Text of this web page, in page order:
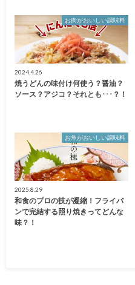
お肉がおいしい調味料
2024.4.26
焼うどんの味付け何使う？醤油？
ソース？アジコ？それとも･･･？！
お魚がおいしい調味料
2025.8.29
和食のプロの技が凝縮！フライパ
ンで完結する照り焼きってどんな
味？！